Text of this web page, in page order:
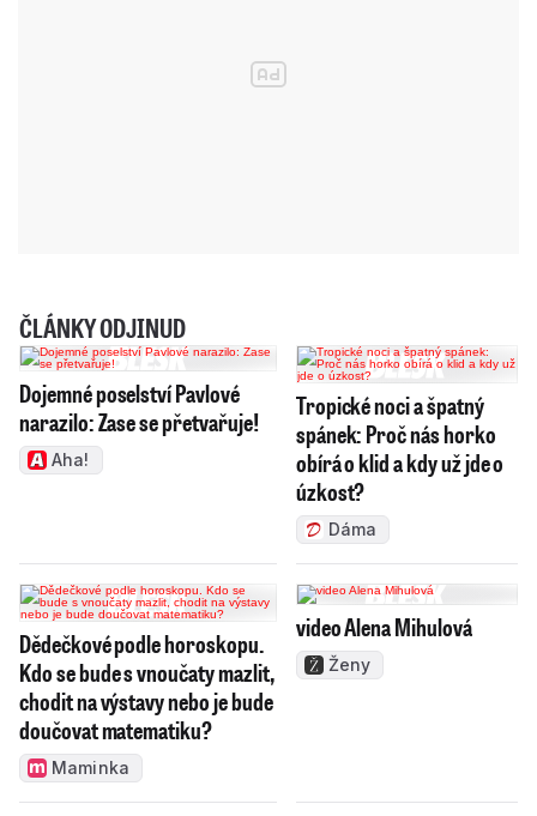
ČLÁNKY ODJINUD
Dojemné poselství Pavlové
narazilo: Zase se přetvařuje!
Aha!
Tropické noci a špatný
spánek: Proč nás horko
obírá o klid a kdy už jde o
úzkost?
Dáma
Dědečkové podle horoskopu.
Kdo se bude s vnoučaty mazlit,
chodit na výstavy nebo je bude
doučovat matematiku?
Maminka
video Alena Mihulová
Ženy